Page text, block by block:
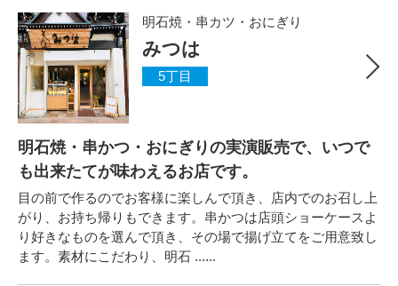
明石焼・串カツ・おにぎり
みつは
5丁目
明石焼・串かつ・おにぎりの実演販売で、いつで
も出来たてが味わえるお店です。
目の前で作るのでお客様に楽しんで頂き、店内でのお召し上
がり、お持ち帰りもできます。串かつは店頭ショーケースよ
り好きなものを選んで頂き、その場で揚げ立てをご用意致し
ます。素材にこだわり、明石 ......